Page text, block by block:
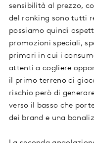
sensibilità al prezzo,
del ranking sono tutti
possiamo quindi
promozioni speciali,
primari in cui i
attenti a cogliere
il primo terreno di
rischio però di
verso il basso che
dei brand e una